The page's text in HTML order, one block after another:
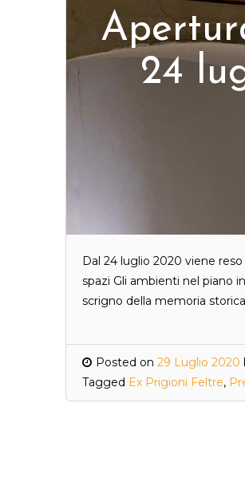
24
Dal 24 luglio 2020 viene
spazi Gli ambienti nel piano
scrigno della memoria
Posted on 29 Luglio 2020
Tagged Ex Prigioni Feltre,